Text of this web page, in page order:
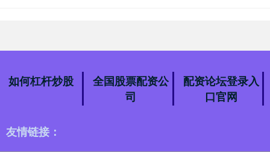
如何杠杆炒股
全国股票配资公
司
配资论坛登录入
口官网
友情链接：